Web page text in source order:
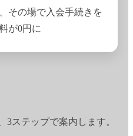
その場で入会手続きを
が0円に
3ステップで案内します。